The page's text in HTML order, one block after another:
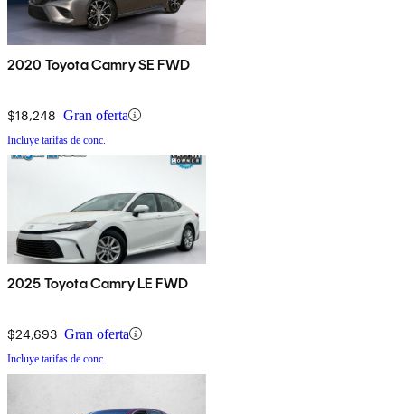
2020 Toyota Camry SE FWD
$18,248 Gran oferta
Incluye tarifas de conc.
2025 Toyota Camry LE FWD
$24,693 Gran oferta
Incluye tarifas de conc.